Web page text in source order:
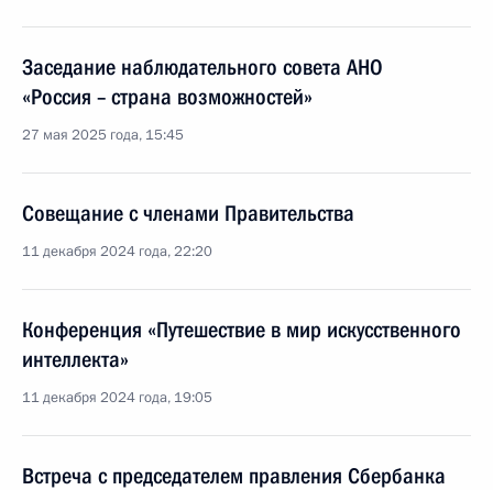
Заседание наблюдательного совета АНО
«Россия – страна возможностей»
27 мая 2025 года, 15:45
Совещание с членами Правительства
11 декабря 2024 года, 22:20
Конференция «Путешествие в мир искусственного
интеллекта»
11 декабря 2024 года, 19:05
Встреча с председателем правления Сбербанка